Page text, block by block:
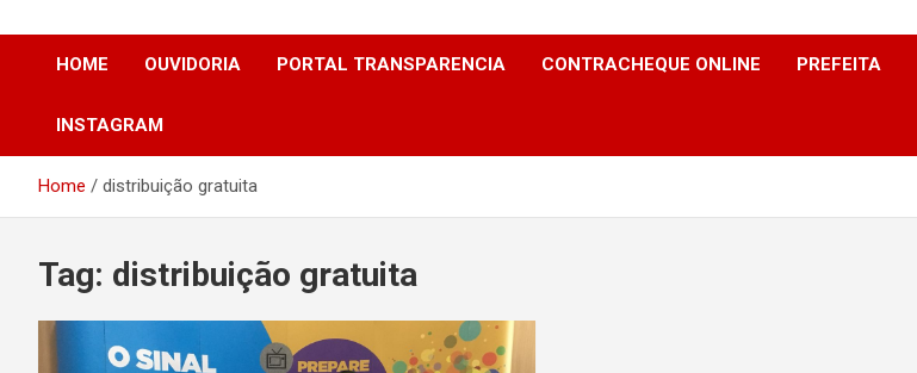
PREFEITURA DE
HOME OUVIDORIA PORTAL TRANSPARENCIA CONTRACHEQUE ONLINE PREFEITA
INSTAGRAM
Home distribuição gratuita
Tag: distribuição gratuita